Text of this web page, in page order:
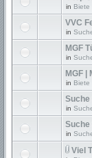
in Biete
VVC
in
MGF
in
MGF
in Biete
Suche
in
Suche
in
Viel